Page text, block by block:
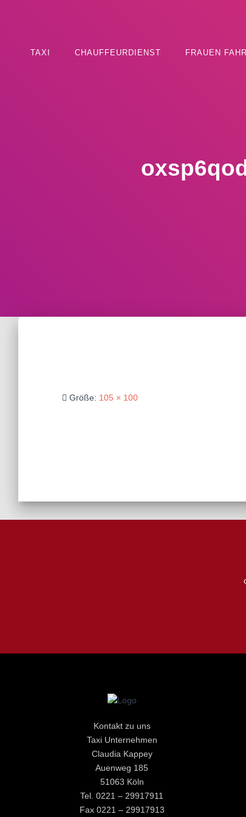
TAXI CHAUFFEURDIENST FRAUEN
Größe: 105 × 100
Kontakt zu uns
Taxi Unternehmen
Claudia Kappey
Auenweg 185
51063 Köln
Tel. 0221 – 29917911
Fax 0221 – 29917913